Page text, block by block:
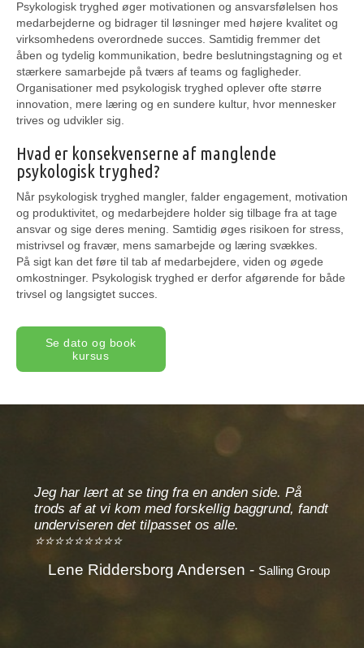
Psykologisk tryghed øger motivationen og ansvarsfølelsen hos
medarbejderne og bidrager til løsninger med højere kvalitet og
virksomhedens overordnede succes. Samtidig fremmer det
åben og tydelig kommunikation, bedre beslutningstagning og et
stærkere samarbejde på tværs af teams og fagligheder.
Organisationer med psykologisk tryghed oplever ofte større
innovation, mere læring og en sundere kultur, hvor mennesker
trives og udvikler sig.
Hvad er konsekvenserne af manglende
psykologisk tryghed?
Når psykologisk tryghed mangler, falder engagement, motivation
og produktivitet, og medarbejdere holder sig tilbage fra at tage
ansvar og sige deres mening. Samtidig øges risikoen for stress,
mistrivsel og fravær, mens samarbejde og læring svækkes.
På sigt kan det føre til tab af medarbejdere, viden og øgede
omkostninger. Psykologisk tryghed er derfor afgørende for både
trivsel og langsigtet succes.
Se dato og book
kursus
Jeg har lært at se ting fra en anden side. På
trods af at vi kom med forskellig baggrund, fandt
underviseren det tilpasset os alle.
⭐⭐⭐⭐⭐⭐⭐⭐⭐
Lene Riddersborg Andersen - Salling Group